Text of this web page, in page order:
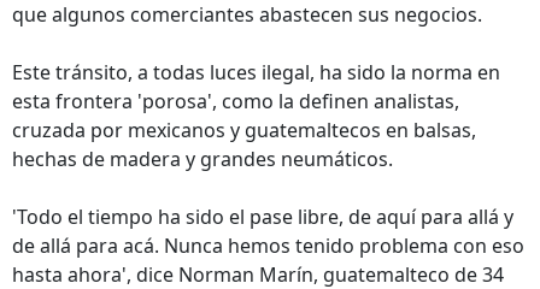
que algunos comerciantes abastecen sus negocios.
Este tránsito, a todas luces ilegal, ha sido la norma en
esta frontera 'porosa', como la definen analistas,
cruzada por mexicanos y guatemaltecos en balsas,
hechas de madera y grandes neumáticos.
'Todo el tiempo ha sido el pase libre, de aquí para allá y
de allá para acá. Nunca hemos tenido problema con eso
hasta ahora', dice Norman Marín, guatemalteco de 34